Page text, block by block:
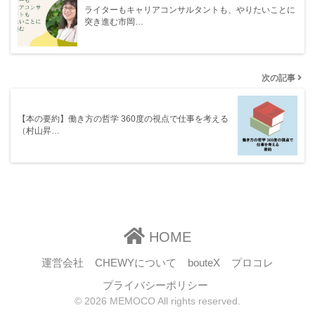
ライターもキャリアコンサルタントも、やりたいことに
突き進む市岡…
次の記事
【本の要約】働き方の哲学 360度の視点で仕事を考える
（村山昇…
HOME
運営会社 CHEWYについて bouteX プロコレ
プライバシーポリシー
© 2026 MEMOCO All rights reserved.